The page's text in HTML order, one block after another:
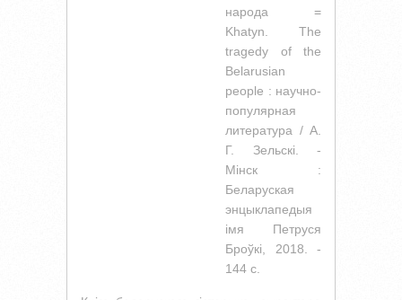
народа =
Khatyn. The
tragedy of the
Belarusian
people : научно-
популярная
литература / А.
Г. Зельскі. -
Мiнск :
Беларуская
энцыклапедыя
iмя Петруся
Броўкi, 2018. -
144 с.